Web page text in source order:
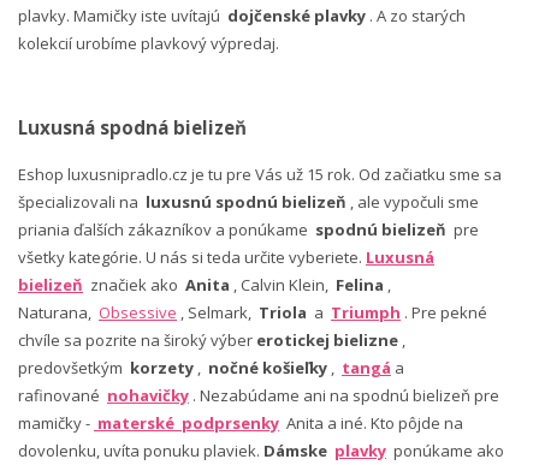
plavky. Mamičky iste uvítajú dojčenské plavky . A zo starých
kolekcií urobíme plavkový výpredaj.
Luxusná spodná bielizeň
Eshop luxusnipradlo.cz je tu pre Vás už 15 rok. Od začiatku sme sa
špecializovali na luxusnú spodnú bielizeň , ale vypočuli sme
priania ďalších zákazníkov a ponúkame spodnú bielizeň pre
všetky kategórie. U nás si teda určite vyberiete. Luxusná
bielizeň značiek ako Anita , Calvin Klein, Felina ,
Naturana, Obsessive , Selmark, Triola a Triumph . Pre pekné
chvíle sa pozrite na široký výber erotickej bielizne ,
predovšetkým korzety , nočné košieľky , tangá a
rafinované nohavičky . Nezabúdame ani na spodnú bielizeň pre
mamičky - materské podprsenky Anita a iné. Kto pôjde na
dovolenku, uvíta ponuku plaviek. Dámske plavky ponúkame ako